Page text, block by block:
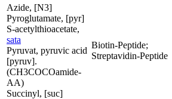
Azide, [N3]
Pyroglutamate, [pyr]
S-acetylthioacetate,
sata
Pyruvat, pyruvic acid
[pyruv].
(CH3COCOamide-
AA)
Succinyl, [suc]
Biotin-Peptide;
Streptavidin-Peptide